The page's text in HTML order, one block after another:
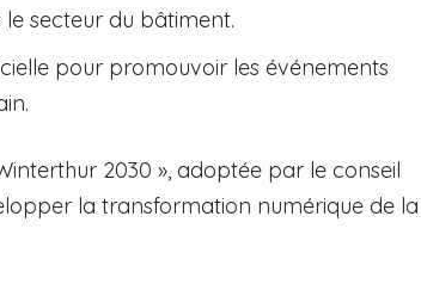
secteur du bâtiment.
pour promouvoir les événements
2030 », adoptée par le conseil
la transformation numérique de la